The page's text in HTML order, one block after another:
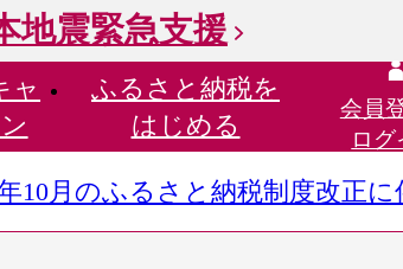
地震緊急支援
ャ
ふるさと納税を
はじめる
会員
ログ
年10月のふるさと納税制度改正